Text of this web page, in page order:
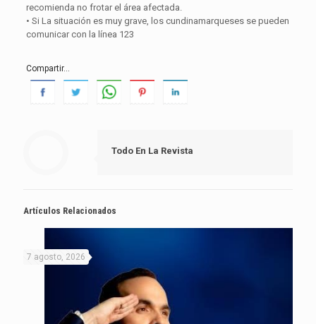
recomienda no frotar el área afectada.
• Si La situación es muy grave, los cundinamarqueses se pueden
comunicar con la línea 123
Compartir...
Todo En La Revista
Artículos Relacionados
7 agosto, 2026